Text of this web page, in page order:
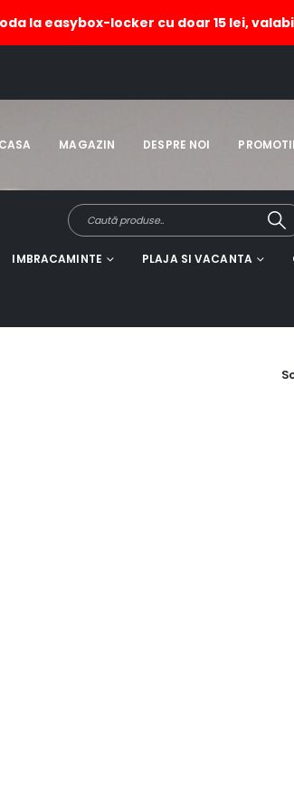
la easybox-locker cu doar 15 lei,
MAGAZIN DESPRE NOI PROMOTII
IMBRACAMINTE PLAJA SI VACANTA